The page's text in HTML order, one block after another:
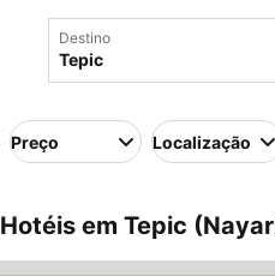
Destino
Preço Localização
Hotéis em Tepic